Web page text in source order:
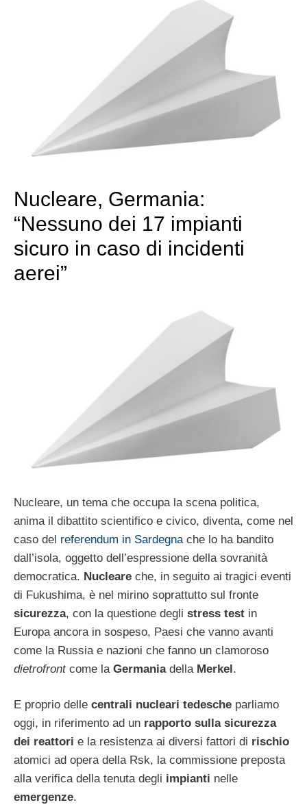
Nucleare, Germania:
“Nessuno dei 17 impianti
sicuro in caso di incidenti
aerei”
Nucleare, un tema che occupa la scena politica,
anima il dibattito scientifico e civico, diventa, come nel
caso del referendum in Sardegna che lo ha bandito
dall’isola, oggetto dell’espressione della sovranità
democratica. Nucleare che, in seguito ai tragici eventi
di Fukushima, è nel mirino soprattutto sul fronte
sicurezza, con la questione degli stress test in
Europa ancora in sospeso, Paesi che vanno avanti
come la Russia e nazioni che fanno un clamoroso
dietrofrontcome la Germaniadella Merkel.
E proprio delle centrali nucleari tedesche parliamo
oggi, in riferimento ad un rapporto sulla sicurezza
dei reattori e la resistenza ai diversi fattori di rischio
atomici ad opera della Rsk, la commissione preposta
alla verifica della tenuta degli impianti nelle
emergenze.